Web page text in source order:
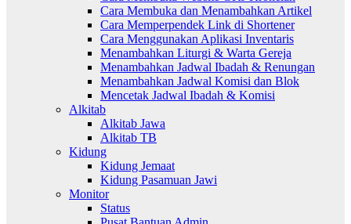
Cara Membuka dan Menambahkan Artikel
Cara Memperpendek Link di Shortener
Cara Menggunakan Aplikasi Inventaris
Menambahkan Liturgi & Warta Gereja
Menambahkan Jadwal Ibadah & Renungan
Menambahkan Jadwal Komisi dan Blok
Mencetak Jadwal Ibadah & Komisi
Alkitab
Alkitab Jawa
Alkitab TB
Kidung
Kidung Jemaat
Kidung Pasamuan Jawi
Monitor
Status